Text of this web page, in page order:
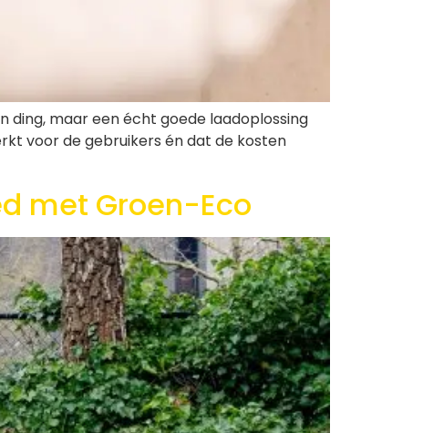
ding, maar een écht goede laadoplossing
voor de gebruikers én dat de kosten
met Groen-Eco